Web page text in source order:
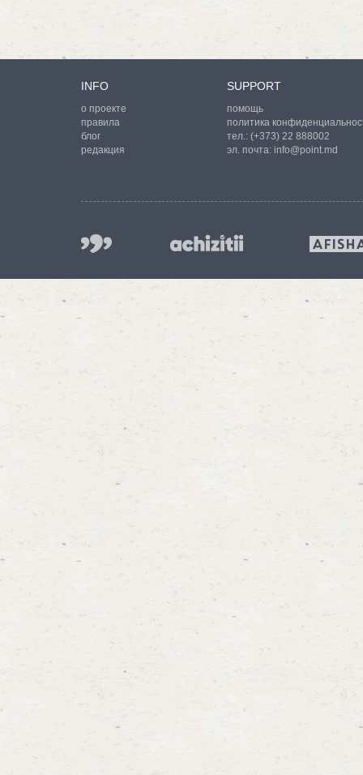
INFO
о проекте
правила
блог
редакция
SUPPORT
помощь
политика
тел.: (+373) 22 888002
эл. почта: info@point.md